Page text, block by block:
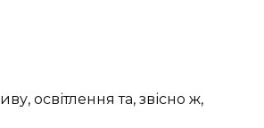
освітлення та, звісно ж,